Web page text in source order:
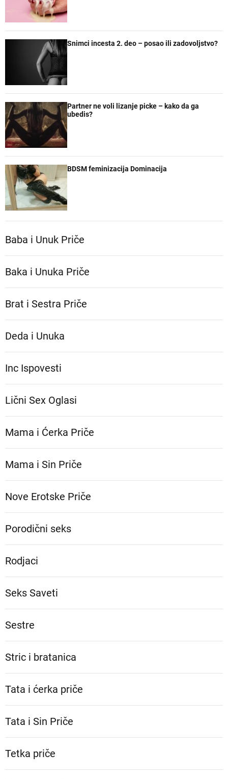
Snimci incesta 2. deo – posao ili zadovoljstvo?
Partner ne voli lizanje picke – kako da ga
ubedis?
BDSM feminizacija Dominacija
Baba i Unuk Priče
Baka i Unuka Pričе
Brat i Sestra Priče
Deda i Unuka
Inc Ispovesti
Lični Sex Oglasi
Mama i Ćerka Priče
Mama i Sin Priče
Nove Erotske Priče
Porodični seks
Rodjaci
Seks Saveti
Sestre
Stric i bratanica
Tata i ćerka priče
Tata i Sin Priče
Tetka priče